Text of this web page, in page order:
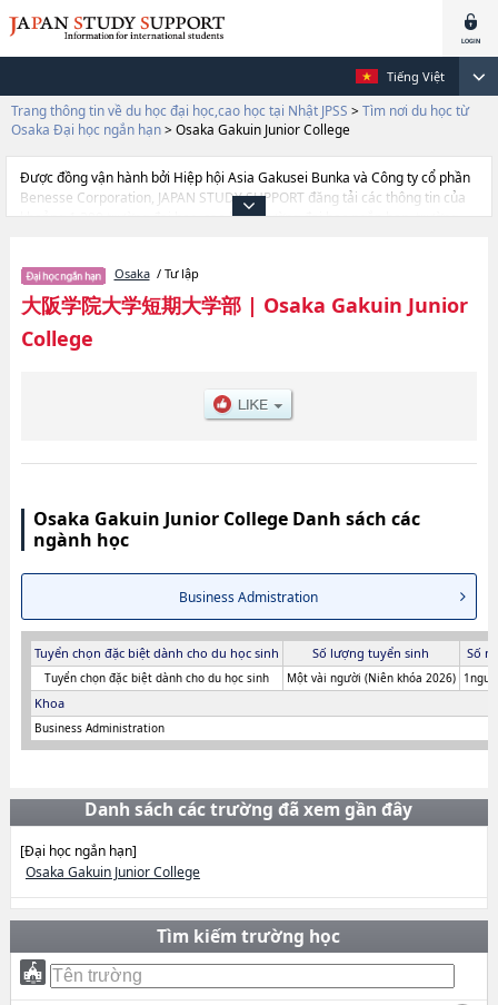
Tiếng Việt
Trang thông tin về du học đại học,cao học tại Nhật JPSS > Tìm nơi du học từ
Osaka Đại học ngắn hạn> Osaka Gakuin Junior College
Được đồng vận hành bởi Hiệp hội Asia Gakusei Bunka và Công ty cổ phần
Benesse Corporation, JAPAN STUDY SUPPORT đăng tải các thông tin của
khoảng 1.300 trường đại học, cao học, trường đại học ngắn hạn, trường
thông tin cần thiết dành cho du học sinh, như là về các Ngành Business
Admistration, thông tin về từng ngành học, thông tin liên quan đến thi
tuyển như số lượng tuyển sinh, số lượng trúng tuyển, cở sở trang thiết bị,
hướng dẫn địa điểm v.v...
Osaka/ Tư lập
大阪学院大学短期大学部| Osaka Gakuin Junior
College
Osaka Gakuin Junior College Danh sách các
ngành học
Business Admistration
Tuyển chọn đặc biệt dành cho du học sinh Số lượng tuyển sinh Số
Tuyển chọn đặc biệt dành cho du học sinh Một vài người (Niên khóa 2026)
Khoa
Business Administration
Danh sách các trường đã xem gần đây
[Đại học ngắn hạn]
Osaka Gakuin Junior College
Tìm kiếm trường học